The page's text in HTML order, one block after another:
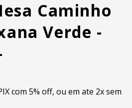
Caminho
Verde -
com 5% off, ou em ate 2x sem